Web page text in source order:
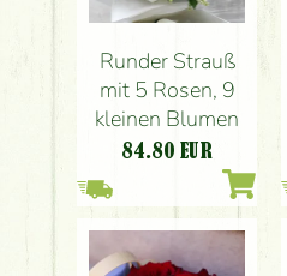
Runder Strauß
mit 5 Rosen, 9
kleinen Blumen
84.80 EUR